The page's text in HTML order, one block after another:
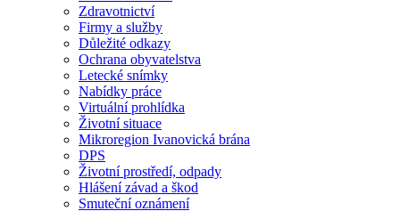
Zdravotnictví
Firmy a služby
Důležité odkazy
Ochrana obyvatelstva
Letecké snímky
Nabídky práce
Virtuální prohlídka
Životní situace
Mikroregion Ivanovická brána
DPS
Životní prostředí, odpady
Hlášení závad a škod
Smuteční oznámení